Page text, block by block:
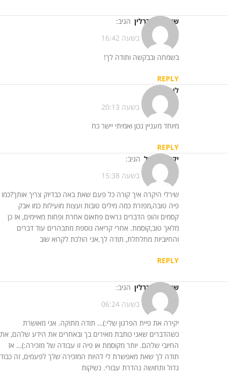
שירלי נס ברלין הגיב:
13/11/2013 בשעה 16:42
בשמחה ובבקשה ותודה לך!
REPLY
לוסי
הגיב:
13/11/2013 בשעה 20:13
מיוחד מעניין נכון ואמיתי יישר כח
REPLY
יקירה שאול הגיב:
15/11/2013 בשעה 15:38
שירלי היקרה איך קורה כל פעם שאת באה כבדיוק צריך אותך?כמו
פיה טובה,מפזרת כמה מילים טובות ועצות מועילות כמו אבק
קסמים והופ הדברים נראים פתאום אחרת ופחות מאיימים, אז כן
מלאך טוב,קוסמת. אחרי קריאה נוספת מתבהרים עוד דברים
והחיוביות מחלחלת, תודה לך.אני הולכת לקרוא שוב
REPLY
שירלי נס ברלין הגיב:
17/11/2013 בשעה 06:24
יקירה את פיית הפרגון שלי:)… תודה מתוקה. אני מאושרת
כשהדברים שאני כותבת מאירים בך ובאחרים את הידע שלהם, את
החיובי שלהם. יותר מקוסמת או פיה זו עבודה של מזכירה:)… אז
תודה לך שאת מאפשרת לי להיות המזכירה שלך לפעמים, זה כבוד
גדול ותחושה נהדרת עבורי. נשיקות